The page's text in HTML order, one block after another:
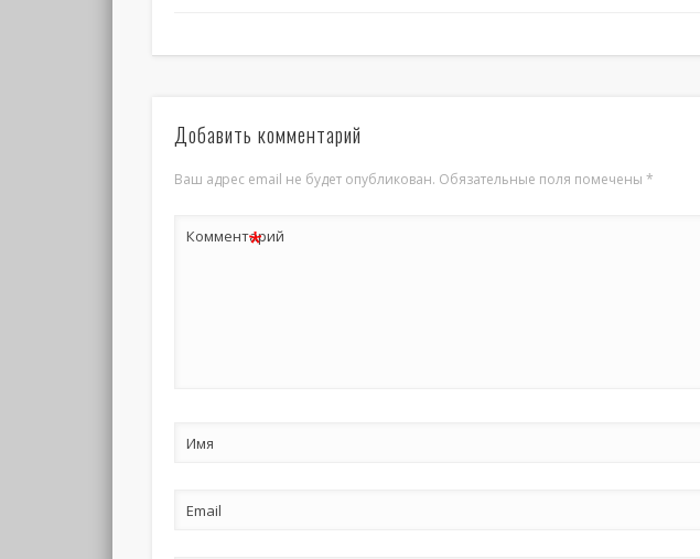
Добавить комментарий
Ваш адрес email не будет опубликован. Обязательные поля помечены*
Комментарий
*
Имя
Email